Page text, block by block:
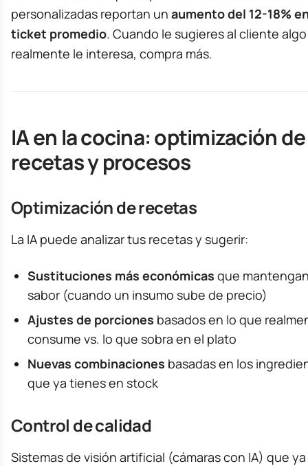
personalizadas reportan un aumento del 12-18%
ticket promedio. Cuando le sugieres al cliente
realmente le interesa, compra más.
IA en la cocina: optimización de
recetas y procesos
Optimización de recetas
La IA puede analizar tus recetas y sugerir:
Sustituciones más económicas que
sabor (cuando un insumo sube de precio)
Ajustes de porciones basados en lo que
consume vs. lo que sobra en el plato
Nuevas combinaciones basadas en los
que ya tienes en stock
Control de calidad
Sistemas de visión artificial (cámaras con IA) que